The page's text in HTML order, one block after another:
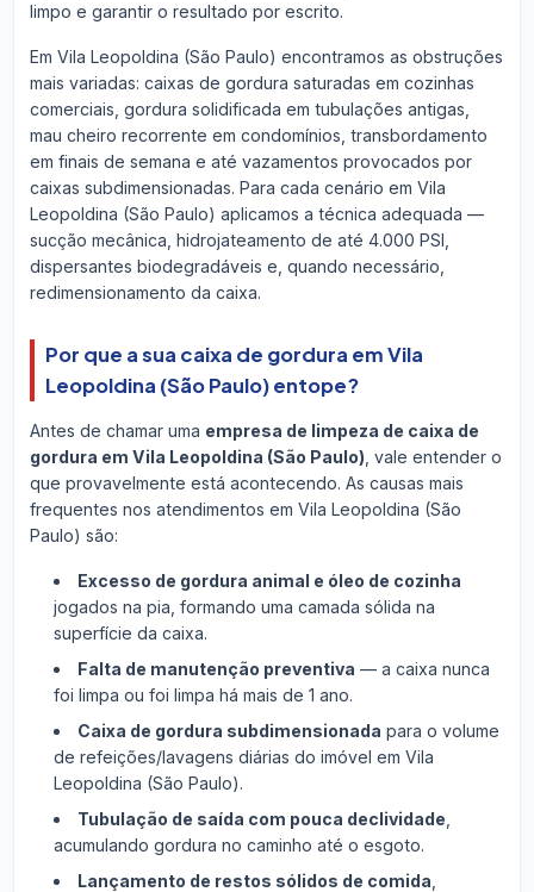
limpo e garantir o resultado por escrito.
Em Vila Leopoldina (São Paulo) encontramos as obstruções
mais variadas: caixas de gordura saturadas em cozinhas
comerciais, gordura solidificada em tubulações antigas,
mau cheiro recorrente em condomínios, transbordamento
em finais de semana e até vazamentos provocados por
caixas subdimensionadas. Para cada cenário em Vila
Leopoldina (São Paulo) aplicamos a técnica adequada —
sucção mecânica, hidrojateamento de até 4.000 PSI,
dispersantes biodegradáveis e, quando necessário,
redimensionamento da caixa.
Por que a sua caixa de gordura em Vila
Leopoldina (São Paulo) entope?
Antes de chamar uma empresa de limpeza de caixa de
gordura em Vila Leopoldina (São Paulo) , vale entender o
que provavelmente está acontecendo. As causas mais
frequentes nos atendimentos em Vila Leopoldina (São
Paulo) são:
Excesso de gordura animal e óleo de cozinha
jogados na pia, formando uma camada sólida na
superfície da caixa.
Falta de manutenção preventiva — a caixa nunca
foi limpa ou foi limpa há mais de 1 ano.
Caixa de gordura subdimensionada para o volume
de refeições/lavagens diárias do imóvel em Vila
Leopoldina (São Paulo).
Tubulação de saída com pouca declividade
acumulando gordura no caminho até o esgoto.
Lançamento de restos sólidos de comida